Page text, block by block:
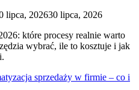
lipca, 202630 lipca, 2026
które procesy realnie warto
wybrać, ile to kosztuje i jak
sprzedaży w firmie – co i